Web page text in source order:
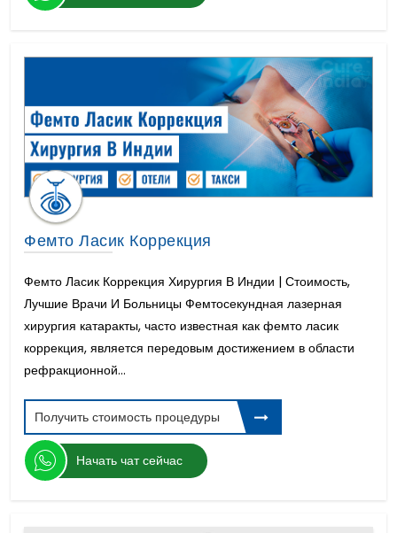
Фемто Ласик Коррекция
Фемто Ласик Коррекция Хирургия В Индии | Стоимость,
Лучшие Врачи И Больницы Фемтосекундная лазерная
хирургия катаракты, часто известная как фемто ласик
коррекция, является передовым достижением в области
рефракционной...
Получить стоимость процедуры
Начать чат сейчас